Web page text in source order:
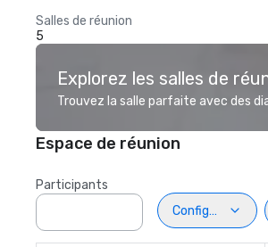
Salles de réunion
5
Explorez les salles de
Trouvez la salle parfaite avec des
Espace de réunion
Participants
Configuration